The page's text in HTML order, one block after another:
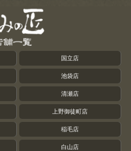
国立店
池袋店
清瀬店
上野御徒町店
稲毛店
白山店